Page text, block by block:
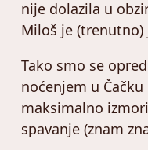
nije dolazila u
Miloš je (trenutno)
Tako smo se
noćenjem u
maksimalno
spavanje (znam